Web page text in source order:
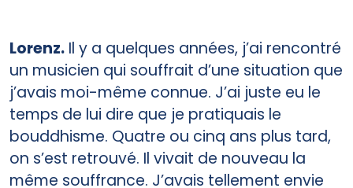
Lorenz. Il y a quelques années, j’ai rencontré
un musicien qui souffrait d’une situation que
j’avais moi-même connue. J’ai juste eu le
temps de lui dire que je pratiquais le
bouddhisme. Quatre ou cinq ans plus tard,
on s’est retrouvé. Il vivait de nouveau la
même souffrance. J’avais tellement envie